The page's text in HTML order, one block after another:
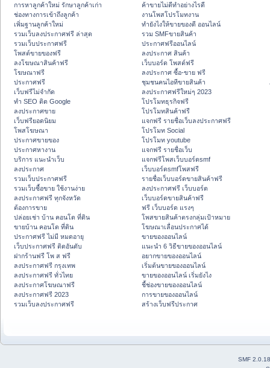
การหาลูกค้าใหม่ รักษาลูกค้าเก่า
ช่องทางการเข้าถึงลูกค้า
เพิ่มฐานลูกค้าใหม่
รวมเว็บลงประกาศฟรี ล่าสุด
รวมเว็บประกาศฟรี
โพสต์ขายของฟรี
ลงโฆษณาสินค้าฟรี
โฆษณาฟรี
ประกาศฟรี
เว็บฟรีไม่จำกัด
ทำ SEO ติด Google
ลงประกาศขาย
เว็บฟรียอดนิยม
โพสโฆษณา
ประกาศขายของ
ประกาศหางาน
บริการ แนะนำเว็บ
ลงประกาศ
รวมเว็บประกาศฟรี
รวมเว็บซื้อขาย ใช้งานง่าย
ลงประกาศฟรี ทุกจังหวัด
ต้องการขาย
ปล่อยเช่า บ้าน คอนโด ที่ดิน
ขายบ้าน คอนโด ที่ดิน
ประกาศฟรี ไม่มี หมดอายุ
เว็บประกาศฟรี ติดอันดับ
ฝากร้านฟรี โพ ส ฟรี
ลงประกาศฟรี กรุงเทพ
ลงประกาศฟรี ทั่วไทย
ลงประกาศโฆษณาฟรี
ลงประกาศฟรี 2023
รวมเว็บลงประกาศฟรี
ค้าขายไม่ดีทำอย่างไรดี
งานโพสโปรโมทงาน
ทํายังไงให้ขายของดี ออนไลน์
รวม SMFขายสินค้า
ประกาศฟรีออนไลน์
ลงประกาศ สินค้า
เว็บบอร์ด โพสต์ฟรี
ลงประกาศ ซื้อ-ขาย ฟรี
ชุมชนคนไอทีขายสินค้า
ลงประกาศฟรีใหม่ๆ 2023
โปรโมทธุรกิจฟรี
โปรโมทสินค้าฟรี
แจกฟรี รายชื่อเว็บลงประกาศฟรี
โปรโมท Social
โปรโมท youtube
แจกฟรี รายชื่อเว็บ
แจกฟรีโพสเว็บบอร์ดsmf
เว็บบอร์ดsmfโพสฟรี
รายชื่อเว็บบอร์ดขายสินค้าฟรี
ลงประกาศฟรี เว็บบอร์ด
เว็บบอร์ดขายสินค้าฟรี
ฟรี เว็บบอร์ด แรงๆ
โพสขายสินค้าตรงกลุ่มเป้าหมาย
โฆษณาเลื่อนประกาศได้
ขายของออนไลน์
แนะนำ 6 วิธีขายของออนไลน์
อยากขายของออนไลน์
เริ่มต้นขายของออนไลน์
ขายของออนไลน์ เริ่มยังไง
ชี้ช่องขายของออนไลน์
การขายของออนไลน์
สร้างเว็บฟรีประกาศ
SMF 2.0.18